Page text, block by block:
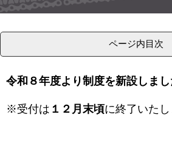
本
へ
ページ内目次
令和８年度より制度を新設しまし
※受付は １２月末頃に終了いたし